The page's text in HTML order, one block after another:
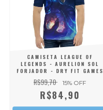
CAMISETA LEAGUE OF
LEGENDS - AURELION SOL
FORJADOR - DRY FIT GAMES
R$99,70 15% OFF
R$84,90